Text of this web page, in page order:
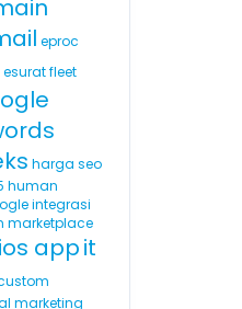
eproc
esurat fleet
harga seo
human
integrasi
marketplace
ios appit
marketing